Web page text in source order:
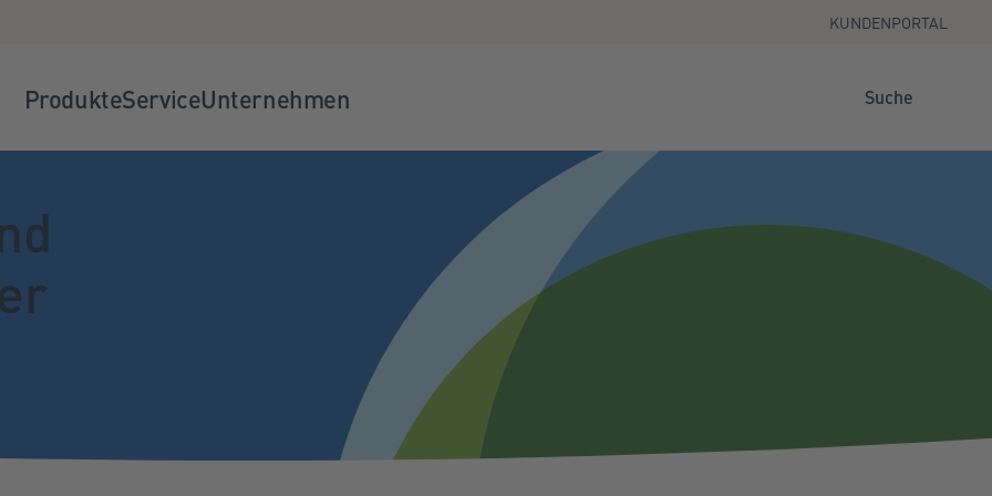
KUNDENPORTAL
ProdukteServiceUnternehmen Suche